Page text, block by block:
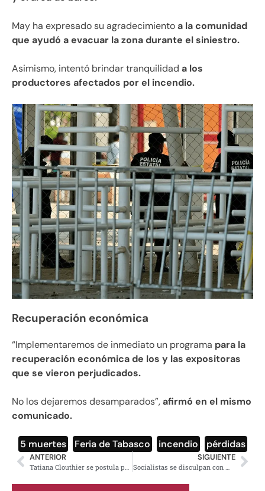
May ha expresado su agradecimientoa la comunidad
que ayudó a evacuar la zona durante el siniestro.
Asimismo, intentó brindar tranquilidad a los
productores afectados por el incendio.
Recuperación económica
“Implementaremos de inmediato un programa para la
recuperación económica de los y las expositoras
que se vieron perjudicados.
No los dejaremos desamparados”,afirmó en el mismo
comunicado.
5 muertes Feria de Tabasco incendio pérdidas
ANTERIOR SIGUIENTE